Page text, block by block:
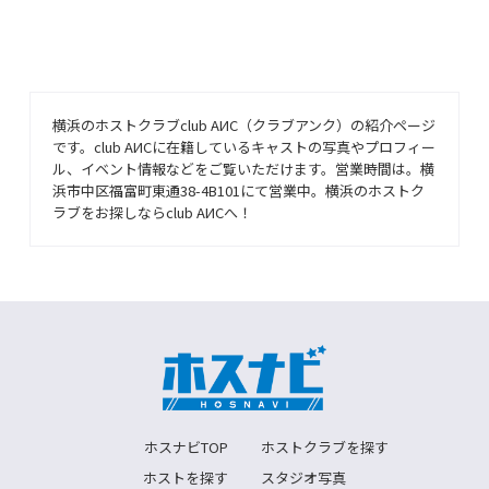
横浜のホストクラブclub AИC（クラブアンク）の紹介ページ
です。club AИCに在籍しているキャストの写真やプロフィー
ル、イベント情報などをご覧いただけます。営業時間は。横
浜市中区福富町東通38-4B101にて営業中。横浜のホストク
ラブをお探しならclub AИCへ！
ホスナビTOP
ホストクラブを探す
ホストを探す
スタジオ写真